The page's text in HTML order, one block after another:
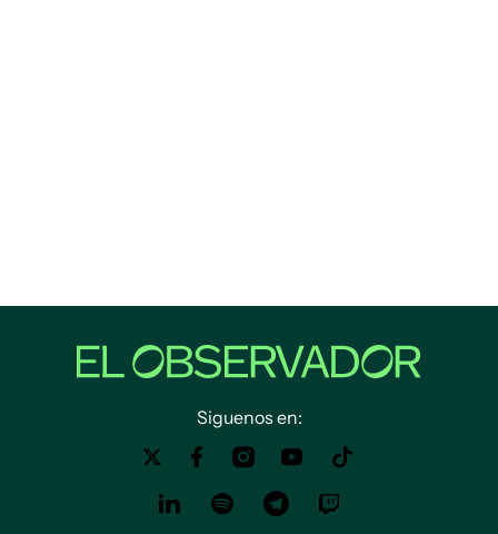
Siguenos en: